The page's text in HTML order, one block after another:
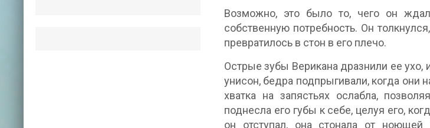
Возможно, это было то, чего он
собственную потребность. Он
превратилось в стон в его плечо.
Острые зубы Верикана дразнили ее
унисон, бедра подпрыгивали, когда они
хватка на запястьях ослабла,
поднесла его губы к себе, целуя его,
он отступал, она стонала от